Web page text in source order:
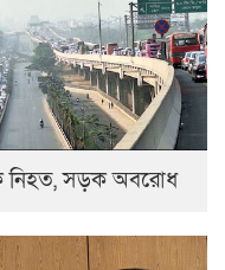
নিহত, সড়ক অবরোধ